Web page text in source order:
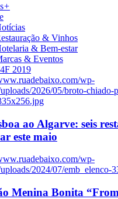
+
& Vinhos
& Bem-estar
& Eventos
2019
wp-
2026/05/broto-chiado-
ao Algarve: seis
este maio
wp-
2024/07/emb_elenco-
Menina Bonita